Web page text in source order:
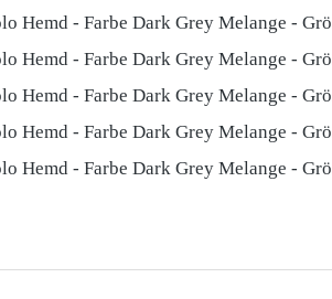
Hemd - Farbe Dark Grey Melange -
Hemd - Farbe Dark Grey Melange -
Hemd - Farbe Dark Grey Melange -
Hemd - Farbe Dark Grey Melange -
Hemd - Farbe Dark Grey Melange -